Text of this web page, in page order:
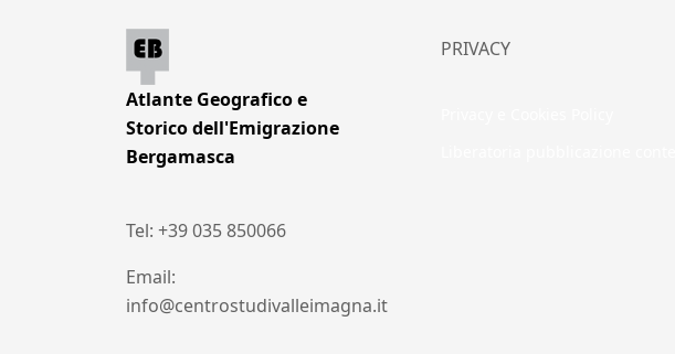
Atlante Geografico e
Storico dell'Emigrazione
Bergamasca
Tel: +39 035 850066
Email:
info@centrostudivalleimagna.it
PRIVACY